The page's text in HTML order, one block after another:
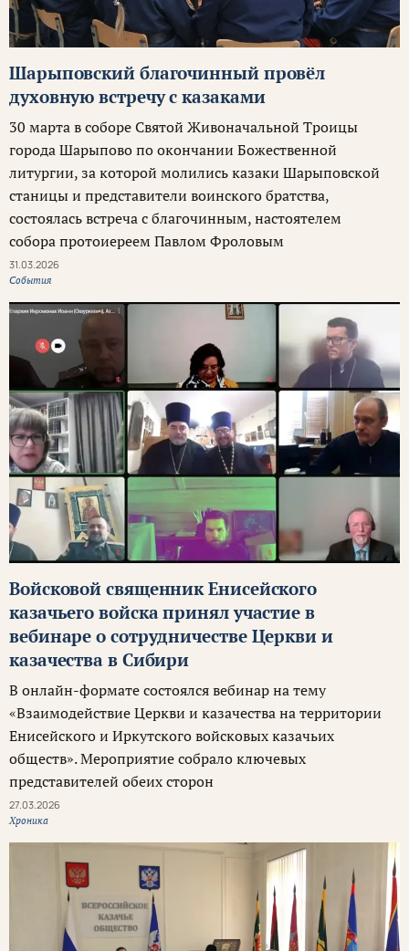
Шарыповский благочинный провёл
духовную встречу с казаками
30 марта в соборе Святой Живоначальной Троицы
города Шарыпово по окончании Божественной
литургии, за которой молились казаки Шарыповской
станицы и представители воинского братства,
состоялась встреча с благочинным, настоятелем
собора протоиереем Павлом Фроловым
31.03.2026
События
Войсковой священник Енисейского
казачьего войска принял участие в
вебинаре о сотрудничестве Церкви и
казачества в Сибири
В онлайн-формате состоялся вебинар на тему
«Взаимодействие Церкви и казачества на территории
Енисейского и Иркутского войсковых казачьих
обществ». Мероприятие собрало ключевых
представителей обеих сторон
27.03.2026
Хроника